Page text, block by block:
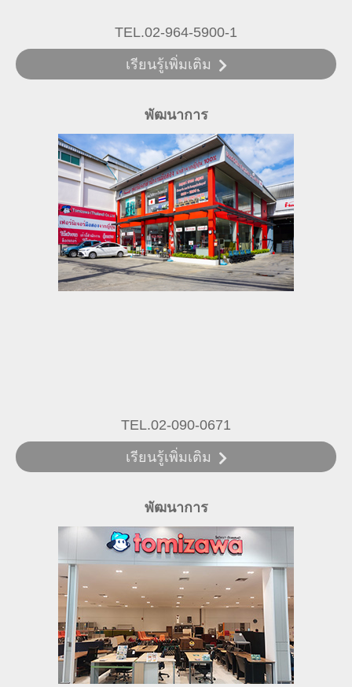
TEL.02-964-5900-1
เรียนรู้เพิ่มเติม
พัฒนาการ
TEL.02-090-0671
เรียนรู้เพิ่มเติม
พัฒนาการ